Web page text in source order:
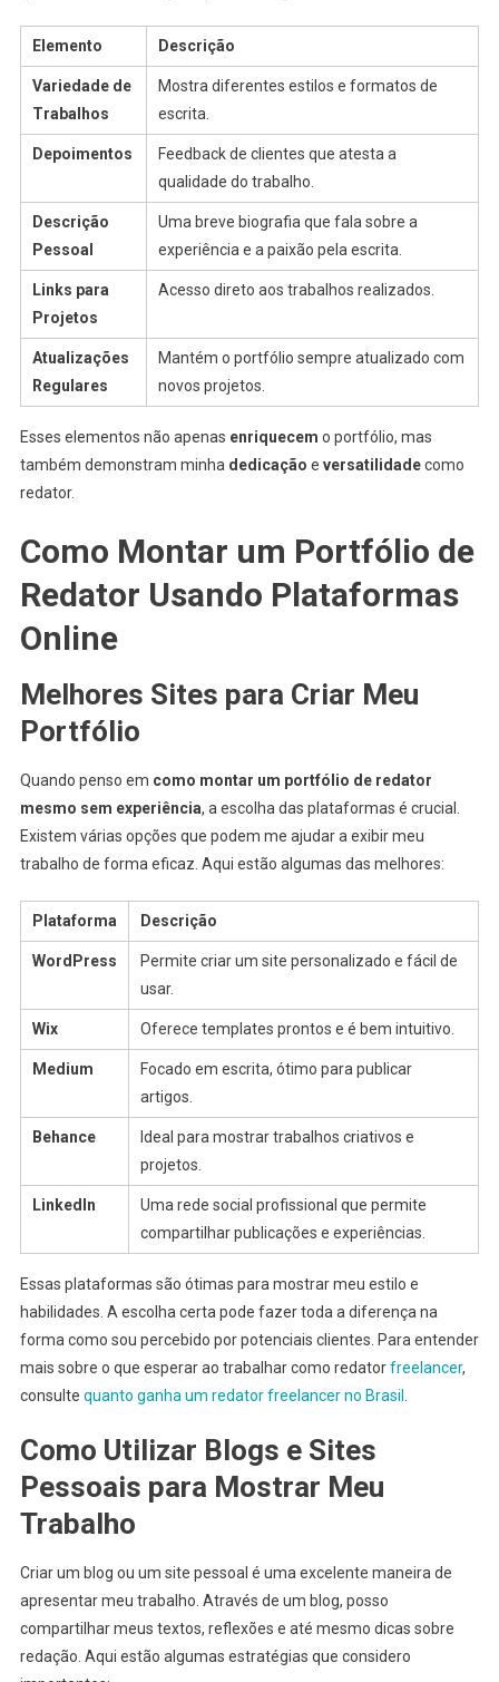
Elemento Descrição
Variedade de
Trabalhos
Mostra diferentes estilos e formatos de
escrita.
Depoimentos
Feedback de clientes que atesta a
qualidade do trabalho.
Descrição
Pessoal
Uma breve biografia que fala sobre a
experiência e a paixão pela escrita.
Links para
Projetos
Acesso direto aos trabalhos realizados.
Atualizações
Regulares
Mantém o portfólio sempre atualizado com
novos projetos.
Esses elementos não apenas enriquecem o portfólio, mas
também demonstram minha dedicação e versatilidadecomo
redator.
Como Montar um Portfólio de
Redator Usando Plataformas
Online
Melhores Sites para Criar Meu
Portfólio
Quando penso em como montar um portfólio de redator
mesmo sem experiência, a escolha das plataformas é crucial.
Existem várias opções que podem me ajudar a exibir meu
trabalho de forma eficaz. Aqui estão algumas das melhores:
Plataforma Descrição
WordPress
Permite criar um site personalizado e fácil de
usar.
Wix Oferece templates prontos e é bem intuitivo.
Medium
Focado em escrita, ótimo para publicar
artigos.
Behance
Ideal para mostrar trabalhos criativos e
projetos.
LinkedIn
Uma rede social profissional que permite
compartilhar publicações e experiências.
Essas plataformas são ótimas para mostrar meu estilo e
habilidades. A escolha certa pode fazer toda a diferença na
forma como sou percebido por potenciais clientes. Para entender
mais sobre o que esperar ao trabalhar como redatorfreelancer,
consulte quanto ganha um redator freelancer no Brasil
Como Utilizar Blogs e Sites
Pessoais para Mostrar Meu
Trabalho
Criar um blog ou um site pessoal é uma excelente maneira de
apresentar meu trabalho. Através de um blog, posso
compartilhar meus textos, reflexões e até mesmo dicas sobre
redação. Aqui estão algumas estratégias que considero